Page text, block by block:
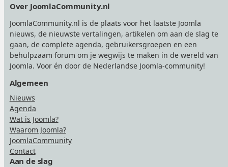
Over JoomlaCommunity.nl
JoomlaCommunity.nl is de plaats voor het laatste Joomla
nieuws, de nieuwste vertalingen, artikelen om aan de slag te
gaan, de complete agenda, gebruikersgroepen en een
behulpzaam forum om je wegwijs te maken in de wereld van
Joomla. Voor én door de Nederlandse Joomla-community!
Algemeen
Nieuws
Agenda
Wat is Joomla?
Waarom Joomla?
JoomlaCommunity
Contact
Aan de slag